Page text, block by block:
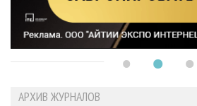
АРХИВ ЖУРНАЛОВ